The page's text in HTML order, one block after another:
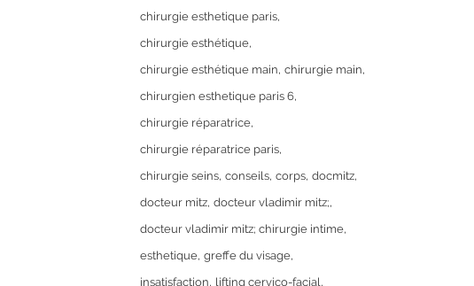
chirurgie esthetique paris
chirurgie esthétique
chirurgie esthétique main chirurgie main
chirurgien esthetique paris 6
chirurgie réparatrice
chirurgie réparatrice paris
chirurgie seins conseils corps docmitz
docteur mitz docteur vladimir mitz;
docteur vladimir mitz; chirurgie intime
esthetique greffe du visage
insatisfaction lifting cervico-facial